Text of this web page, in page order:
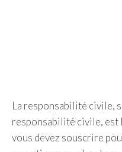
La responsabilité civile,
responsabilité civile, est
vous devez souscrire